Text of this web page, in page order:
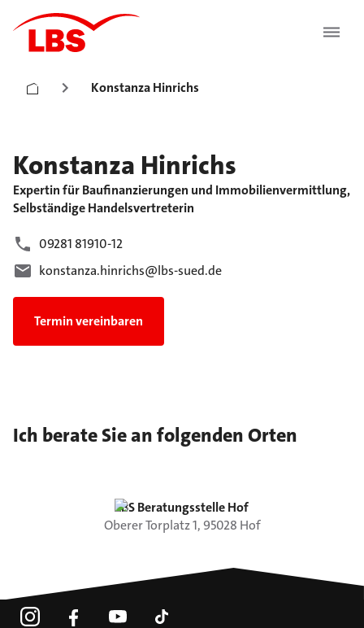
Konstanza Hinrichs
Konstanza Hinrichs
Expertin für Baufinanzierungen und Immobilienvermittlung,
Selbständige Handelsvertreterin
09281 81910-12
konstanza.hinrichs@lbs-sued.de
Termin vereinbaren
Ich berate Sie an folgenden Orten
LBS Beratungsstelle Hof
Oberer Torplatz1,95028 Hof